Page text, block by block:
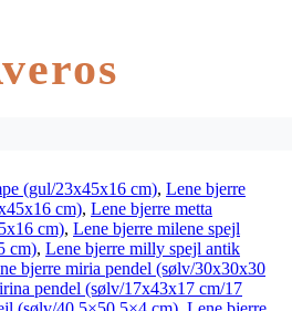
(gul/23x45x16 cm), Lene bjerre
cm), Lene bjerre metta
cm), Lene bjerre milene spejl
cm), Lene bjerre milly spejl antik
bjerre miria pendel (sølv/30x30x30
pendel (sølv/17x43x17 cm/17